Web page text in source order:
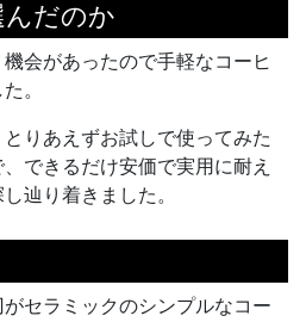
だのか
会があったので手軽なコーヒ
。
りあえずお試しで使ってみた
できるだけ安価で実用に耐え
辿り着きました。
セラミックのシンプルなコー